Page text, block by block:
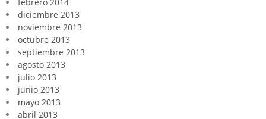
diciembre 2013
noviembre 2013
octubre 2013
septiembre 2013
agosto 2013
julio 2013
junio 2013
mayo 2013
abril 2013